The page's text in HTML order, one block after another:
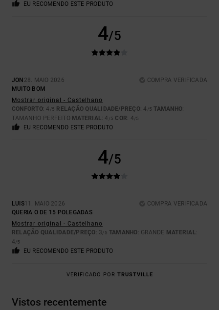
EU RECOMENDO ESTE PRODUTO
4/5
JON 28. MAIO 2026
COMPRA VERIFICADA
MUITO BOM
Mostrar original - Castelhano
CONFORTO: 4 /5 RELAÇÃO QUALIDADE/PREÇO: 4 /5 TAMANHO:
TAMANHO PERFEITO MATERIAL: 4 /5 COR: 4/5
EU RECOMENDO ESTE PRODUTO
4/5
LUIS11. MAIO 2026
COMPRA VERIFICADA
QUERIA O DE 15 POLEGADAS
Mostrar original - Castelhano
RELAÇÃO QUALIDADE/PREÇO: 3/5 TAMANHO: GRANDE MATERIAL:
4/5
EU RECOMENDO ESTE PRODUTO
VERIFICADO POR TRUSTVILLE
Vistos recentemente